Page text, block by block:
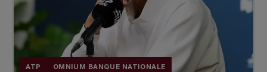
ATP OMNIUM BANQUE NATIONALE